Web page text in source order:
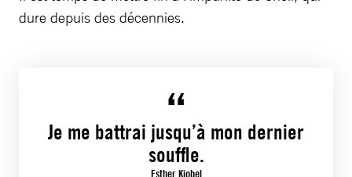
dure depuis des décennies.
Je me battrai jusqu’à mon dernier
souffle.
Esther Kiobel